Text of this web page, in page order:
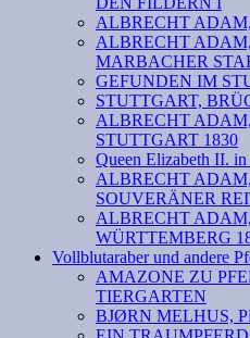
ALBRECHT
ALBRECHT
MARBACHER
GEFUNDEN IM
STUTTGART,
ALBRECHT
STUTTGART 1830
Queen Elizabeth II.
ALBRECHT
SOUVERÄNER
ALBRECHT
WÜRTTEMBERG
Vollblutaraber und andere
AMAZONE ZU
TIERGARTEN
BJØRN MELHUS,